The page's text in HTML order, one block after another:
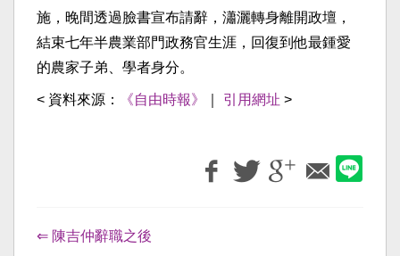
施，晚間透過臉書宣布請辭，瀟灑轉身離開政壇，
結束七年半農業部門政務官生涯，回復到他最鍾愛
的農家子弟、學者身分。
< 資料來源： 《自由時報》 引用網址 >
⇐ 陳吉仲辭職之後